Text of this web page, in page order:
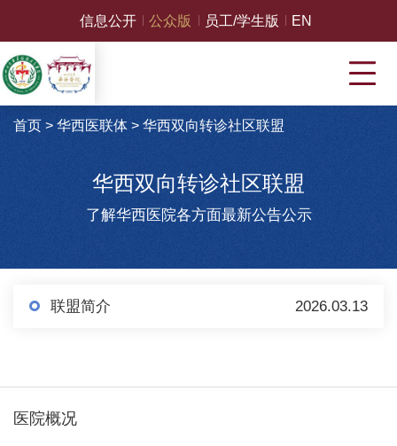
信息公开 公众版 员工/学生版 EN
首页 > 华西医联体> 华西双向转诊社区联盟
华西双向转诊社区联盟
了解华西医院各方面最新公告公示
联盟简介 2026.03.13
医院概况